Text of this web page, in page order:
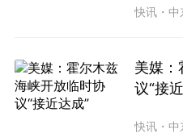
快讯 ・ 中
美媒：
议“接
快讯 ・ 中